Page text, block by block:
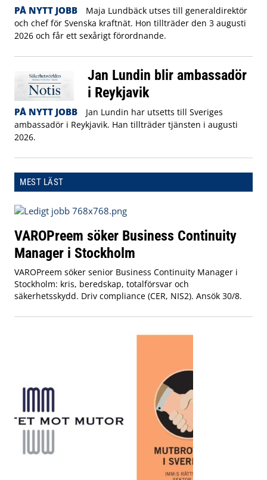
PÅ NYTT JOBB
Maja Lundbäck utses till generaldirektör
och chef för Svenska kraftnät. Hon tillträder den 3 augusti
2026 och får ett sexårigt förordnande.
Jan Lundin blir ambassadör
i Reykjavik
PÅ NYTT JOBB
Jan Lundin har utsetts till Sveriges
ambassadör i Reykjavik. Han tillträder tjänsten i augusti
2026.
MEST LÄST
VAROPreem söker Business Continuity
Manager i Stockholm
VAROPreem söker senior Business Continuity Manager i
Stockholm: kris, beredskap, totalförsvar och
säkerhetsskydd. Driv compliance (CER, NIS2). Ansök 30/8.